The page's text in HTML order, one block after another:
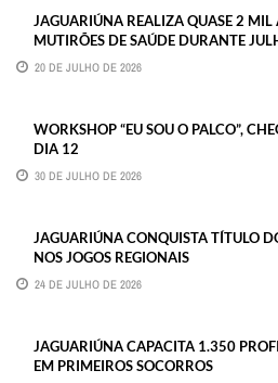
JAGUARIÚNA REALIZA QUASE 2 MIL
MUTIRÕES DE SAÚDE DURANTE
20 DE JULHO DE 2026
WORKSHOP “EU SOU O PALCO”,
DIA 12
30 DE JULHO DE 2026
JAGUARIÚNA CONQUISTA TÍTULO
NOS JOGOS REGIONAIS
24 DE JULHO DE 2026
JAGUARIÚNA CAPACITA 1.350
EM PRIMEIROS SOCORROS